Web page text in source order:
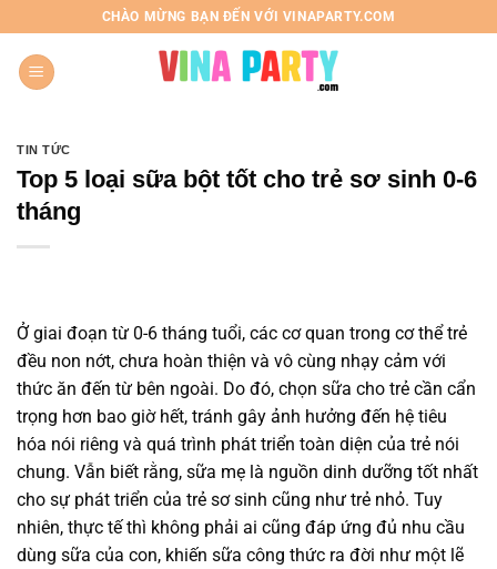
đến
nội
dung
CHÀO MỪNG BẠN ĐẾN VỚI VINAPARTY.COM
TIN TỨC
Top 5 loại sữa bột tốt cho trẻ sơ sinh 0-6
tháng
Ở giai đoạn từ 0-6 tháng tuổi, các cơ quan trong cơ thể trẻ
đều non nớt, chưa hoàn thiện và vô cùng nhạy cảm với
thức ăn đến từ bên ngoài. Do đó, chọn sữa cho trẻ cần cẩn
trọng hơn bao giờ hết, tránh gây ảnh hưởng đến hệ tiêu
hóa nói riêng và quá trình phát triển toàn diện của trẻ nói
chung. Vẫn biết rằng, sữa mẹ là nguồn dinh dưỡng tốt nhất
cho sự phát triển của trẻ sơ sinh cũng như trẻ nhỏ. Tuy
nhiên, thực tế thì không phải ai cũng đáp ứng đủ nhu cầu
dùng sữa của con, khiến sữa công thức ra đời như một lẽ